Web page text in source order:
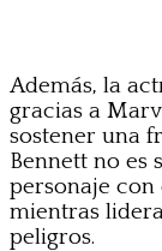
Además, la
gracias a
sostener una
Bennett no es
personaje con
mientras
peligros.